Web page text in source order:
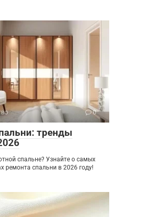
0
тренды
спальне? Узнайте о самых
ремонта спальни в 2026 году!